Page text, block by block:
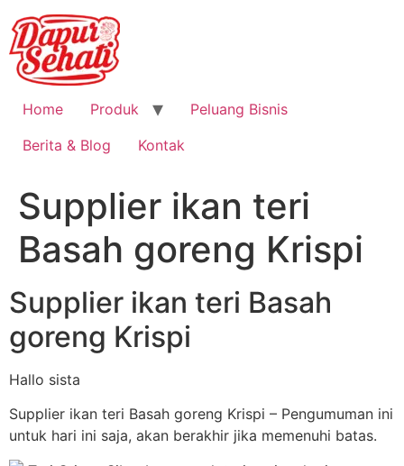
Home Produk
Peluang Bisnis
Berita & Blog
Kontak
Supplier ikan teri
Basah goreng Krispi
Supplier ikan teri Basah
goreng Krispi
Hallo sista
Supplier ikan teri Basah goreng Krispi – Pengumuman ini
untuk hari ini saja, akan berakhir jika memenuhi batas.